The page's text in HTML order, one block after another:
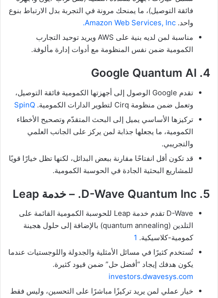
فائقة التوصيل)، ما يمنحك مرونة في التجربة بدل الارتباط بنوع
واحد. Amazon Web Services, Inc.
مناسبة لمن لديه بنية على AWS ويريد توحيد التجارب
الكمومية ضمن نفس المنظومة مع أدوات إدارة مألوفة.
4. Google Quantum AI
تقدم Google الوصول إلى أجهزتها الكمومية فائقة التوصيل،
وتعمل ضمن منظومة ‎Cirq لتطوير الدارات الكمومية.
SpinQ
تركيزها الأساسي يميل إلى البحث المتقدّم وتصحيح الأخطاء
الكمومية، ما يجعلها جذابة لمن يركز على الجانب العلمي
والتجريبي.
قد تكون أقل انفتاحًا مقارنة ببعض البدائل، لكنها تظل خيارًا قويًا
للمشاريع البحثية الجادة في الحوسبة الكمومية.
5. D-Wave Quantum Inc. – خدمة ‎Leap
D-Wave تقدم خدمة Leap للحوسبة الكمومية القائمة على
التلدين (quantum annealing) بالإضافة إلى حلول هجينة
كمومية-كلاسيكية. 1
تُستخدم كثيرًا في مسائل الأمثلية والجدولة واللوجستيات عندما
يكون هدفك إيجاد “أفضل حل” ضمن قيود كثيرة.
investors.dwavesys.com
خيار عملي لمن يريد تركيزًا مباشرًا على التحسين، وليس فقط